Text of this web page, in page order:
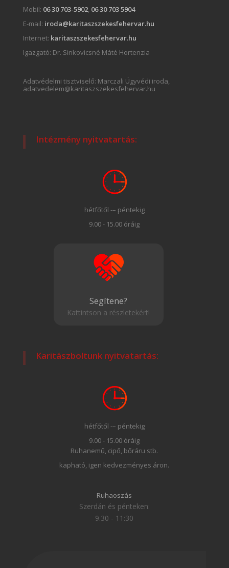
Mobil: 06 30 703-5902, 06 30 703 5904
E-mail: iroda@karitaszszekesfehervar.hu
Internet: karitaszszekesfehervar.hu
Igazgató: Dr. Sinkovicsné Máté Hortenzia
Adatvédelmi tisztviselő: Marczali Ügyvédi iroda,
adatvedelem@karitaszszekesfehervar.hu
Intézmény nyitvatartás:
hétfőtől -– péntekig
9.00 - 15.00 óráig
Segítene?
Kattintson a részletekért!
Karitászboltunk nyitvatartás:
hétfőtől -– péntekig
9.00 - 15.00 óráig
Ruhanemű, cipő, bőráru stb.
kapható, igen kedvezményes áron.
Ruhaoszás
Szerdán és pénteken:
9.30 - 11:30